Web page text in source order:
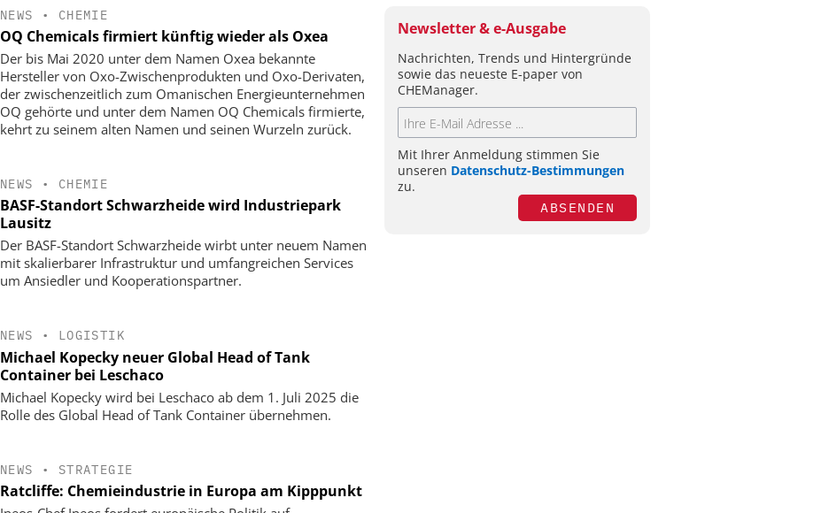
NEWS • CHEMIE
OQ Chemicals firmiert künftig wieder als Oxea
Der bis Mai 2020 unter dem Namen Oxea bekannte
Hersteller von Oxo-Zwischenprodukten und Oxo-Derivaten,
der zwischenzeitlich zum Omanischen Energieunternehmen
OQ gehörte und unter dem Namen OQ Chemicals firmierte,
kehrt zu seinem alten Namen und seinen Wurzeln zurück.
NEWS • CHEMIE
BASF-Standort Schwarzheide wird Industriepark
Lausitz
Der BASF-Standort Schwarzheide wirbt unter neuem Namen
mit skalierbarer Infrastruktur und umfangreichen Services
um Ansiedler und Kooperationspartner.
NEWS • LOGISTIK
Michael Kopecky neuer Global Head of Tank
Container bei Leschaco
Michael Kopecky wird bei Leschaco ab dem 1. Juli 2025 die
Rolle des Global Head of Tank Container übernehmen.
NEWS • STRATEGIE
Ratcliffe: Chemieindustrie in Europa am Kipppunkt
Newsletter & e-Ausgabe
Nachrichten, Trends und Hintergründe
sowie das neueste E-paper von
CHEManager.
Mit Ihrer Anmeldung stimmen Sie
unseren Datenschutz-Bestimmungen
zu.
ABSENDEN